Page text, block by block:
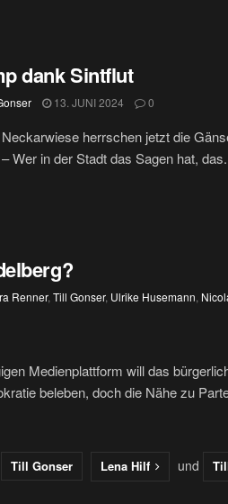
dank Sintflut
13. JUNI 2024 0
herrschen jetzt die
Wer in der Stadt das Sagen hat,
Renner, Till Gonser, Ulrike Husemann,
Medienplattform will das
beleben, doch die Nähe zu
Till Gonser Lena Hilf und